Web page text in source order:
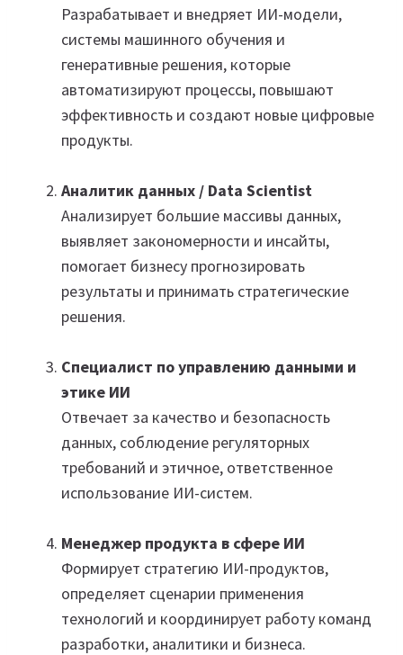
Разрабатывает и внедряет ИИ-модели,
системы машинного обучения и
генеративные решения, которые
автоматизируют процессы, повышают
эффективность и создают новые цифровые
продукты.
Аналитик данных / Data Scientist
Анализирует большие массивы данных,
выявляет закономерности и инсайты,
помогает бизнесу прогнозировать
результаты и принимать стратегические
решения.
Специалист по управлению данными и
этике ИИ
Отвечает за качество и безопасность
данных, соблюдение регуляторных
требований и этичное, ответственное
использование ИИ-систем.
Менеджер продукта в сфере ИИ
Формирует стратегию ИИ-продуктов,
определяет сценарии применения
технологий и координирует работу команд
разработки, аналитики и бизнеса.